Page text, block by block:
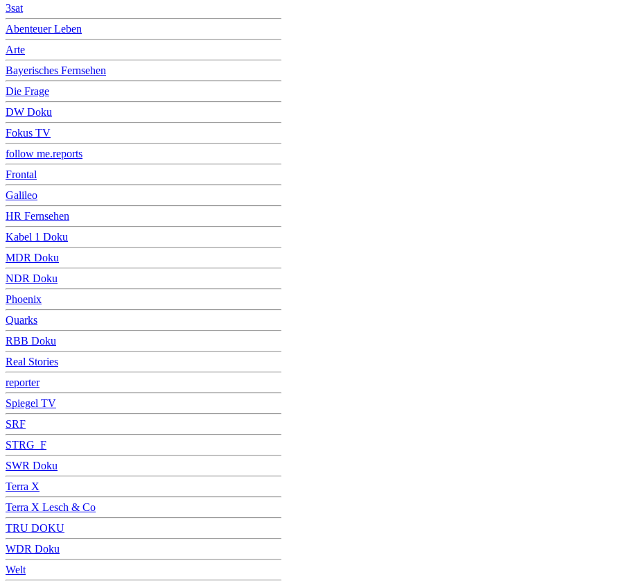
3sat
Abenteuer Leben
Arte
Bayerisches Fernsehen
Die Frage
DW Doku
Fokus TV
follow me.reports
Frontal
Galileo
HR Fernsehen
Kabel 1 Doku
MDR Doku
NDR Doku
Phoenix
Quarks
RBB Doku
Real Stories
reporter
Spiegel TV
SRF
STRG_F
SWR Doku
Terra X
Terra X Lesch & Co
TRU DOKU
WDR Doku
Welt